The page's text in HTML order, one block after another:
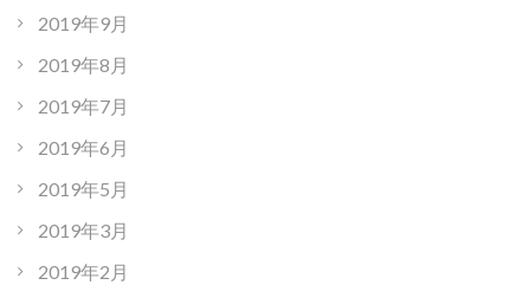
2019年9月
2019年8月
2019年7月
2019年6月
2019年5月
2019年3月
2019年2月